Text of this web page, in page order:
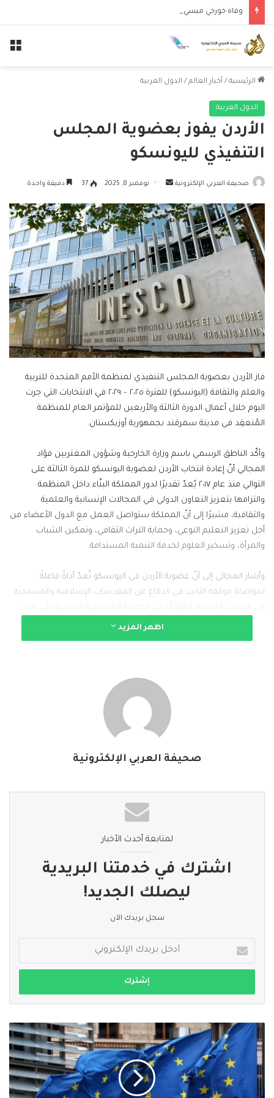
وفاة خورخي ميسي والد النجم الأرجنتيني ليونيل ميسي عن عمر 68 عاماً
الرئيسية / أخبار العالم / الدول العربية
الدول العربية
الأردن يفوز بعضوية المجلس
التنفيذي لليونسكو
صحيفة العربي الإلكترونية
أرسل
إلكترونيا
نوفمبر 8, 2025 37 دقيقة واحدة
فاز الأردن بعضوية المجلس التنفيذي لمنظمة الأمم المتحدة للتربية
والعلم والثقافة (اليونسكو) للفترة ٢٠٢٥ – ٢٠٢٩ في الانتخابات التي جرت
اليوم خلال أعمال الدورة الثالثة والأربعين للمؤتمر العام للمنظمة
المُنعقِد في مدينة سمرقند بجمهورية أوزبكستان.
وأكّد الناطق الرسمي باسم وزارة الخارجية وشؤون المغتربين فؤاد
المجالي أنّ إعادة انتخاب الأردن لعضوية اليونسكو للمرة الثالثة على
التوالي منذ عام ٢٠١٧ يُعدّ تقديرًا لدور المملكة البنّاء داخل المنظمة
والتزامها بتعزيز التعاون الدولي في المجالات الإنسانية والعلمية
والثقافية، مشيرًا إلى أنّ المملكة ستواصل العمل مع الدول الأعضاء من
أجل تعزيز التعليم النوعي، وحماية التراث الثقافي، وتمكين الشباب
والمرأة، وتسخير العلوم لخدمة التنمية المستدامة.
وأشار المجالي إلى أنّ عضوية الأردن في اليونسكو تُعدّ أداةً فاعلةً
لمواصلة موقفه الثابت في الدفاع عن المقدسات الإسلامية والمسيحية
المقدسات، واستمرارًا لدور المملكة الثابت في صون التراث الإنساني
والروحي للقدس، والتصدّي لمحاولات طمس هويتها أو تغيير طابعها
وأعرب المجالي عن شكر الأردن للدول الأعضاء التي صوّتت لإعادة انتخاب
المملكة في عضوية المجلس التنفيذي لليونسكو، الأمر الذي يؤكّد ثقة
المجتمع الدولي واحترامه لسياسات الأردن المعتدلة ودبلوماسيته
القائمة على الانفتاح والتعاون والشراكات مع الأمم المتحدة والمنظمات
اظهر المزيد
صحيفة العربي الإلكترونية
لمتابعة أحدث الأخبار
اشترك في خدمتنا البريدية
ليصلك الجديد!
سجل بريدك الآن
بريدك
الإلكتروني
الاتحاد
الأوروبي
يفرض
قيودا
على